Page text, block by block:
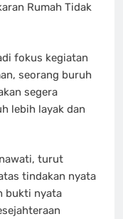
Rumah Tidak
fokus kegiatan
seorang buruh
segera
lebih layak dan
turut
tindakan nyata
bukti nyata